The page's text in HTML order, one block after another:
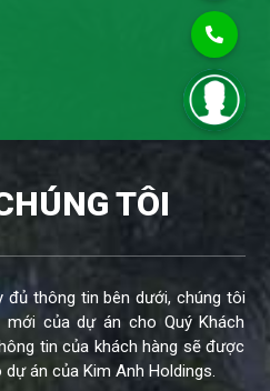
TÔI
đủ thông tin bên dưới, chúng tôi
của dự án cho Quý Khách
tin của khách hàng sẽ được
án của Kim Anh Holdings.